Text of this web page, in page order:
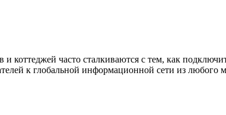
коттеджей часто сталкиваются с тем, как
к глобальной информационной сети из любого